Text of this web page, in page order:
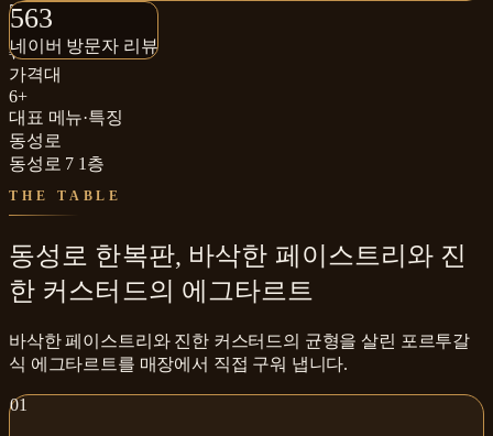
563
네이버 방문자 리뷰
563+
네이버 방문자 리뷰
₩
가격대
6+
대표 메뉴·특징
동성로
동성로 7 1층
THE TABLE
동성로 한복판, 바삭한 페이스트리와 진
한 커스터드의 에그타르트
바삭한 페이스트리와 진한 커스터드의 균형을 살린 포르투갈
식 에그타르트를 매장에서 직접 구워 냅니다.
01